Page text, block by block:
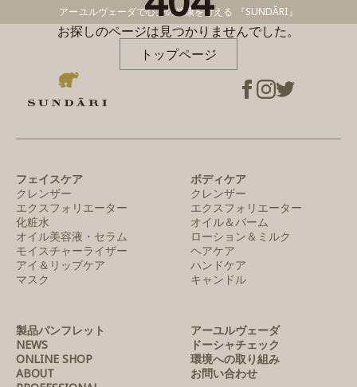
アーユルヴェーダで心身の健康を考える 『SUNDÃRI』
お探しのページは見つかりませんでした。
トップページ
フェイスケア
クレンザー
エクスフォリエーター
化粧水
オイル美容液・セラム
モイスチャーライザー
アイ＆リップケア
マスク
ボディケア
クレンザー
エクスフォリエーター
オイル＆バーム
ローション＆ミルク
ヘアケア
ハンドケア
キャンドル
製品パンフレット
NEWS
ONLINE SHOP
ABOUT
アーユルヴェーダ
ドーシャチェック
環境への取り組み
お問い合わせ